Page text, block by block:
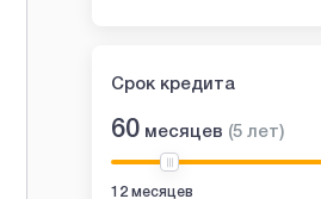
Срок кредита
60 месяцев (5 лет)
12 месяцев